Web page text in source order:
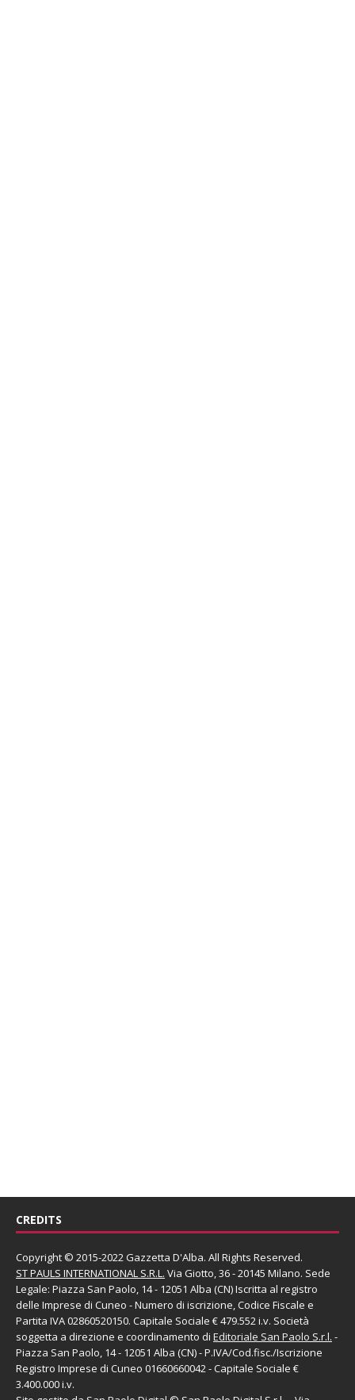
CREDITS
Copyright © 2015-2022 Gazzetta D'Alba. All Rights Reserved.
ST PAULS INTERNATIONAL S.R.L. Via Giotto, 36 - 20145 Milano. Sede
Legale: Piazza San Paolo, 14 - 12051 Alba (CN) Iscritta al registro
delle Imprese di Cuneo - Numero di iscrizione, Codice Fiscale e
Partita IVA 02860520150. Capitale Sociale € 479.552 i.v. Società
soggetta a direzione e coordinamento di Editoriale San Paolo S.r.l. -
Piazza San Paolo, 14 - 12051 Alba (CN) - P.IVA/Cod.fisc./Iscrizione
Registro Imprese di Cuneo 01660660042 - Capitale Sociale €
3.400.000 i.v.